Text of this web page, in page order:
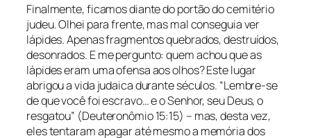
Finalmente, ficamos diante do portão do cemitério
judeu. Olhei para frente, mas mal conseguia ver
lápides. Apenas fragmentos quebrados, destruídos,
desonrados. E me pergunto: quem achou que as
lápides eram uma ofensa aos olhos? Este lugar
abrigou a vida judaica durante séculos. “Lembre-se
de que você foi escravo… e o Senhor, seu Deus, o
resgatou” (Deuteronômio 15:15) – mas, desta vez,
eles tentaram apagar até mesmo a memória dos